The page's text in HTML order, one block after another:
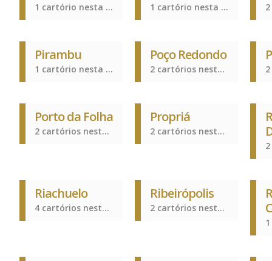
1 cartório nesta cidade 1 cartório nesta cidade
Pirambu
1 cartório nesta cidade
Poço Redondo
2 cartórios nesta cidade
Porto da Folha
2 cartórios nesta cidade
Propriá
2 cartórios nesta cidade
Riachuelo
4 cartórios nesta cidade
Ribeirópolis
2 cartórios nesta cidade